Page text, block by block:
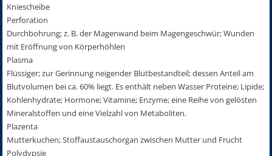
Kniescheibe
Perforation
Durchbohrung; z. B. der Magenwand beim Magengeschwür; Wunden
mit Eröffnung von Körperhöhlen
Plasma
Flüssiger; zur Gerinnung neigender Blutbestandteil; dessen Anteil am
Blutvolumen bei ca. 60% liegt. Es enthält neben Wasser Proteine; Lipide;
Kohlenhydrate; Hormone; Vitamine; Enzyme; eine Reihe von gelösten
Mineralstoffen und eine Vielzahl von Metaboliten.
Plazenta
Mutterkuchen; Stoffaustauschorgan zwischen Mutter und Frucht
Polydypsie